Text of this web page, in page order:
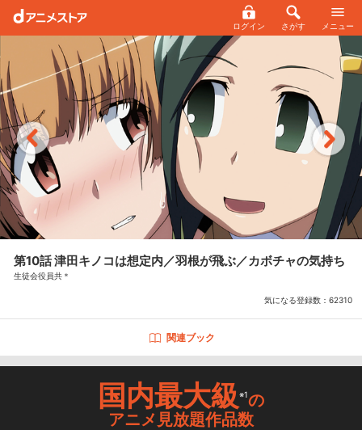
ログイン さがす メニュー
第10話 津田キノコは想定内／羽根が飛ぶ／カボチャの気持ち
生徒会役員共＊
気になる登録数： 62310
関連ブック
国内最大級※1の
アニメ見放題作品数